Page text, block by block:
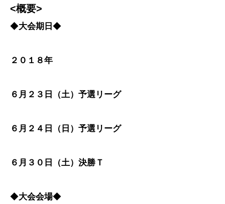
<概要>
◆大会期日 ◆
２０１８年
６月２３日（土）予選リーグ
６月２４日（日）予選リーグ
６月３０日（土）決勝Ｔ
◆大会会場◆